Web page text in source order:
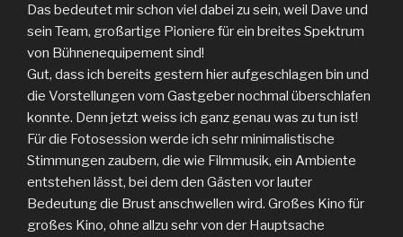
Das bedeutet mir schon viel dabei zu sein, weil Dave und
sein Team, großartige Pioniere für ein breites Spektrum
von Bühnenequipement sind!
Gut, dass ich bereits gestern hier aufgeschlagen bin und
die Vorstellungen vom Gastgeber nochmal überschlafen
konnte. Denn jetzt weiss ich ganz genau was zu tun ist!
Für die Fotosession werde ich sehr minimalistische
Stimmungen zaubern, die wie Filmmusik, ein Ambiente
entstehen lässt, bei dem den Gästen vor lauter
Bedeutung die Brust anschwellen wird. Großes Kino für
großes Kino, ohne allzu sehr von der Hauptsache